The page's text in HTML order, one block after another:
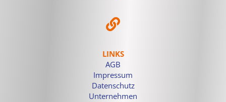
LINKS
AGB
Impressum
Datenschutz
Unternehmen